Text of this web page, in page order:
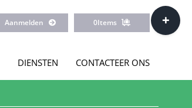
Aanmelden 0Items
DIENSTEN CONTACTEER ONS
Toggle
Sliding